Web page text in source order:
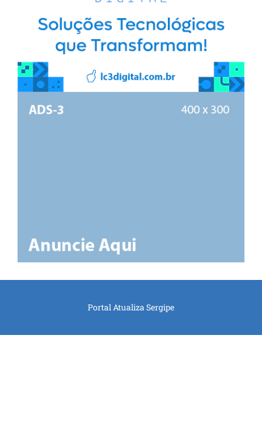
Portal Atualiza Sergipe